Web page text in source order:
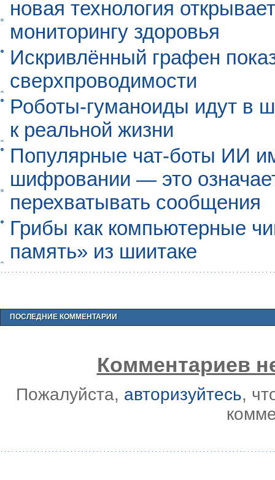
новая технология
мониторингу здоровья
Искривлённый графен
сверхпроводимости
Роботы-гуманоиды идут в
к реальной жизни
Популярные чат-боты ИИ
шифровании — это
перехватывать сообщения
Грибы как компьютерные
память» из шиитаке
ПОСЛЕДНИЕ КОММЕНТАРИИ
Комментариев
Пожалуйста, авторизуйтесь,